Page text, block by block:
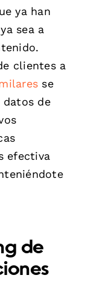
ya han
sea a
clientes a
se
datos de
efectiva
de